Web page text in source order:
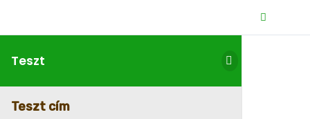
Teszt
Teszt cím